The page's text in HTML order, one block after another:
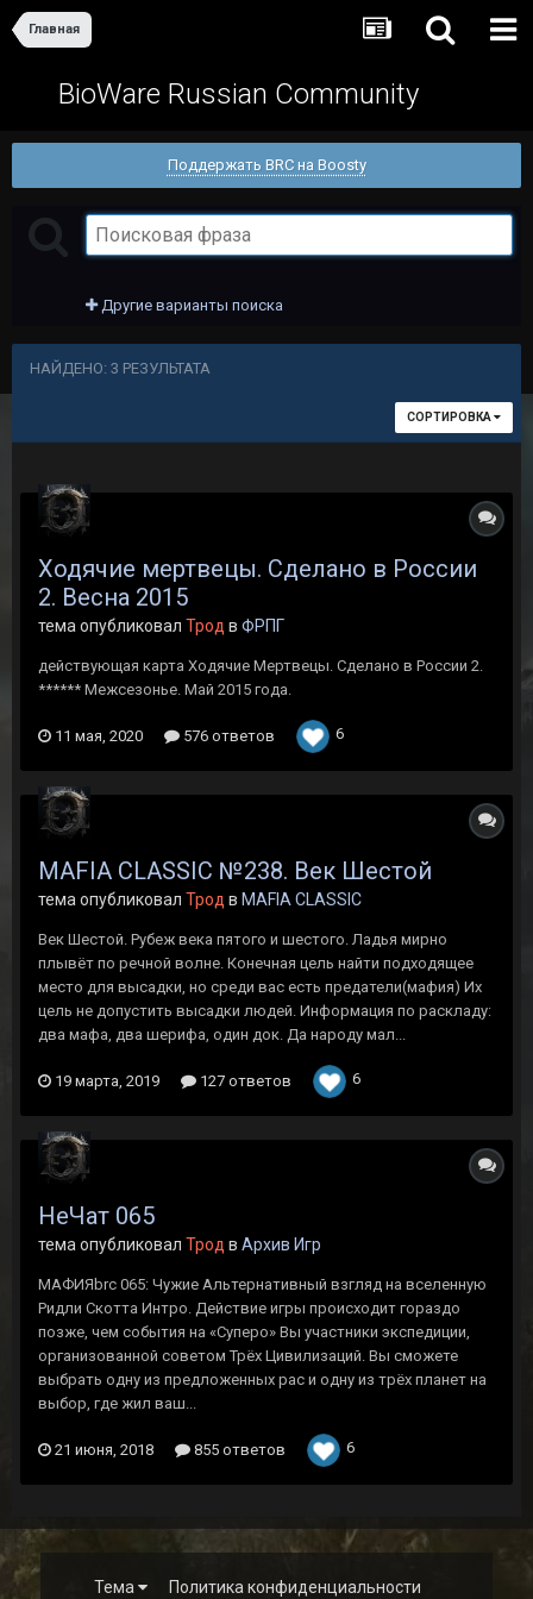
Главная
BioWare Russian Community
Поддержать BRC на Boosty
Другие варианты поиска
НАЙДЕНО: 3 РЕЗУЛЬТАТА
СОРТИРОВКА
Ходячие мертвецы. Сделано в России
2. Весна 2015
тема опубликовал Трод в ФРПГ
действующая карта Ходячие Мертвецы. Сделано в России 2.
****** Межсезонье. Май 2015 года.
11 мая, 2020 576 ответов 6
MAFIA CLASSIC №238. Век Шестой
тема опубликовал Трод в MAFIA CLASSIC
Век Шестой. Рубеж века пятого и шестого. Ладья мирно
плывёт по речной волне. Конечная цель найти подходящее
место для высадки, но среди вас есть предатели(мафия) Их
цель не допустить высадки людей. Информация по раскладу:
два мафа, два шерифа, один док. Да народу мал...
19 марта, 2019 127 ответов 6
НеЧат 065
тема опубликовал Трод в Архив Игр
МАФИЯbrc 065: Чужие Альтернативный взгляд на вселенную
Ридли Скотта Интро. Действие игры происходит гораздо
позже, чем события на «Суперо» Вы участники экспедиции,
организованной советом Трёх Цивилизаций. Вы сможете
выбрать одну из предложенных рас и одну из трёх планет на
выбор, где жил ваш...
21 июня, 2018 855 ответов 6
Тема Политика конфиденциальности